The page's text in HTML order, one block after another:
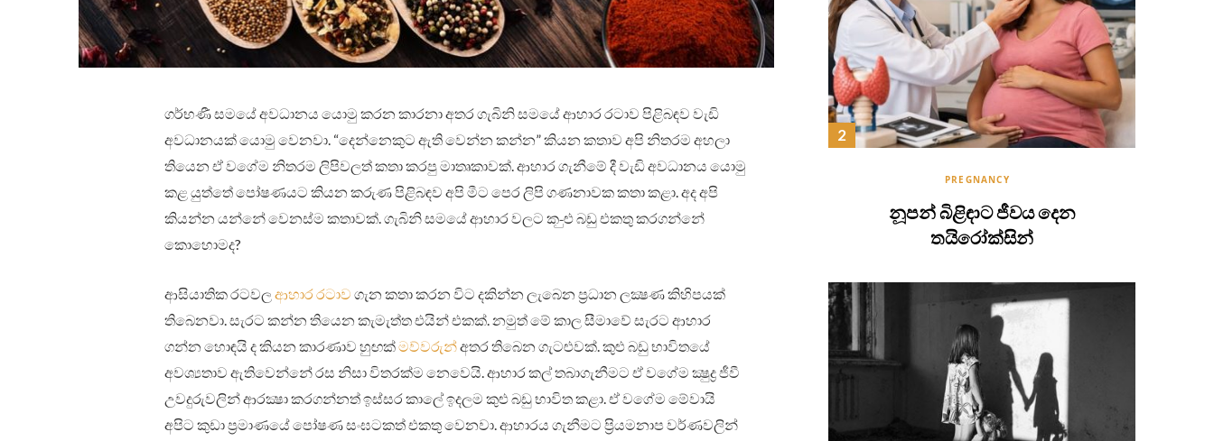
ගර්භණී සමයේ අවධානය යොමු කරන කාරනා අතර ගැබිනි සමයේ ආහාර රටාව පිළිබඳව වැඩි
අවධානයක් යොමු වෙනවා. “දෙන්නෙකුට ඇති වෙන්න කන්න” කියන කතාව අපි නිතරම අහලා
තියෙන ඒ වගේම නිතරම ලිපිවලත් කතා කරපු මාතෘකාවක්. ආහාර ගැනීමේ දී වැඩි අවධානය යොමු
කළ යුත්තේ පෝෂණයට කියන කරුණ පිළිබඳව අපි මීට පෙර ලිපි ගණනාවක කතා කළා. අද අපි
කියන්න යන්නේ වෙනස්ම කතාවක්. ගැබිනි සමයේ ආහාර වලට ක-ුළු බඩු එකතු කරගන්නේ
කොහොමද?
ආසියාතික රටවල ආහාර රටාව ගැන කතා කරන විට දකින්න ලැබෙන ප්‍රධාන ලක්‍ෂණ කිහිපයක්
තිබෙනවා. සැරට කන්න තියෙන කැමැත්ත එයින් එකක්. නමුත් මේ කාල සීමාවේ සැරට ආහාර
ගන්න හොඳයි ද කියන කාරණාව හුඟක්මව්වරුන්අතර තිබෙන ගැටළුවක්. කුළු බඩු භාවිතයේ
අවශ්‍යතාව ඇතිවෙන්නේ රස නිසා විතරක්ම නෙවෙයි. ආහාර කල් තබාගැනීමට ඒ වගේම ක්‍ෂුද්‍ර ජීවී
උවදුරුවලින් ආරක්‍ෂා කරගන්නත් ඉස්සර කාලේ ඉදලම කුළු බඩු භාවිත කළා. ඒ වගේම මේවායි
අපිට කුඩා ප්‍රමාණයේ පෝෂණ සංඝටකත් එකතු වෙනවා. ආහාරය ගැනීමට ප්‍රියමනාප වර්ණවලින්
PREGNANCY
නූපන් බිළිඳාට ජීවය දෙන
තයිරෝක්සින්